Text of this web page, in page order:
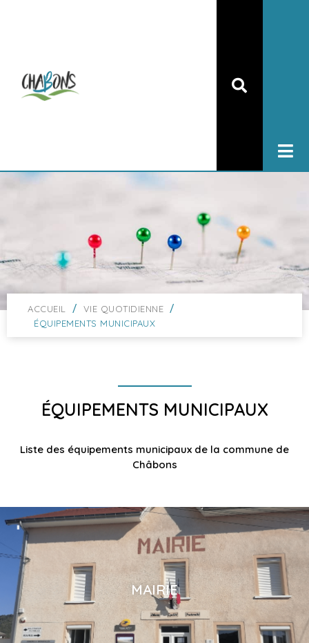
ACCUEIL / VIE QUOTIDIENNE /
ÉQUIPEMENTS MUNICIPAUX
ÉQUIPEMENTS MUNICIPAUX
Liste des équipements municipaux de la commune de
Châbons
MAIRIE